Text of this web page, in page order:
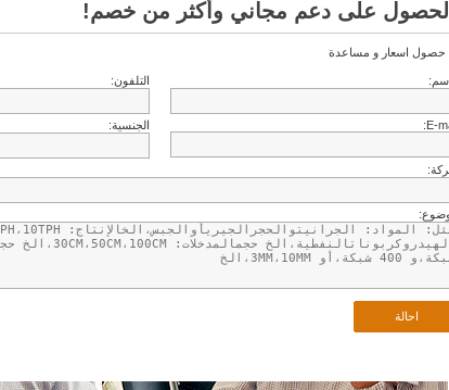
الحصول على دعم مجاني وأكثر من خصم!